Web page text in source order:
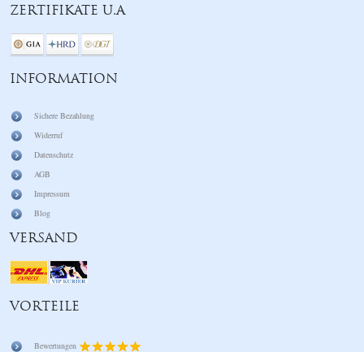
ZERTIFIKATE U.A
INFORMATION
Sichere Bezahlung
Widerruf
Datenschutz
AGB
Impressum
Blog
VERSAND
VORTEILE
Bewertungen